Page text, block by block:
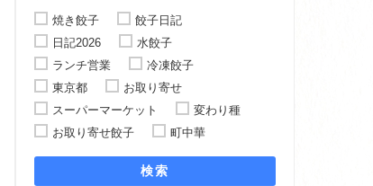
焼き餃子
餃子日記
日記2026
水餃子
ランチ営業
冷凍餃子
東京都
お取り寄せ
スーパーマーケット
変わり種
お取り寄せ餃子
町中華
検索